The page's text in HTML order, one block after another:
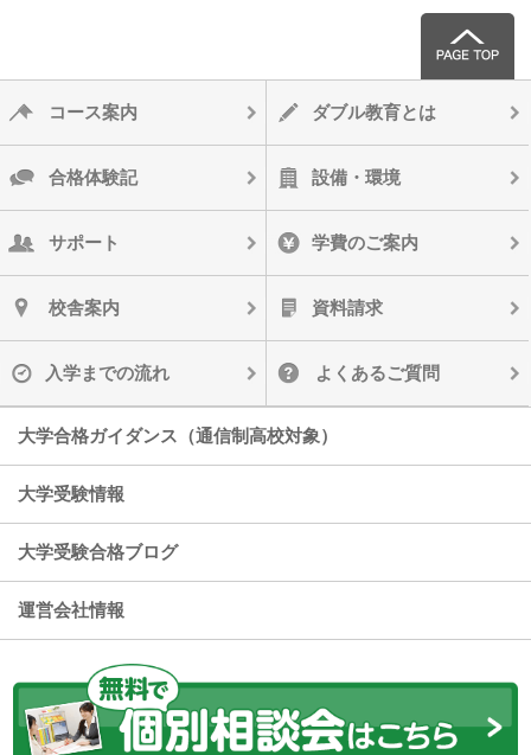
コース案内 ダブル教育とは
合格体験記 設備・環境
サポート 学費のご案内
校舎案内 資料請求
入学までの流れ よくあるご質問
大学合格ガイダンス（通信制高校対象）
大学受験情報
大学受験合格ブログ
運営会社情報